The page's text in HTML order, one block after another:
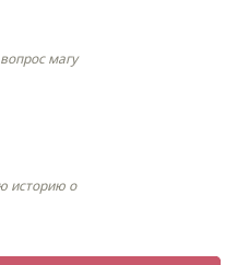
магу
историю о